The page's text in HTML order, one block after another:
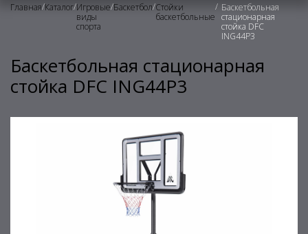
Главная/Каталог/Игровые
виды
спорта
/Баскетбол/Стойки
баскетбольные
/ Баскетбольная
стационарная
стойка DFC
ING44P3
Баскетбольная стационарная
стойка DFC ING44P3